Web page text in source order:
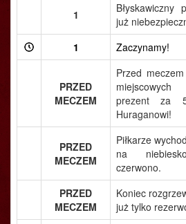
1
Błyskawiczny
już
1
Zaczynamy!
PRZED
MECZEM
Przed
prezent za
Huraganowi!
PRZED
MECZEM
Piłkarze
na
czerwono.
PRZED
MECZEM
Koniec
już tylko